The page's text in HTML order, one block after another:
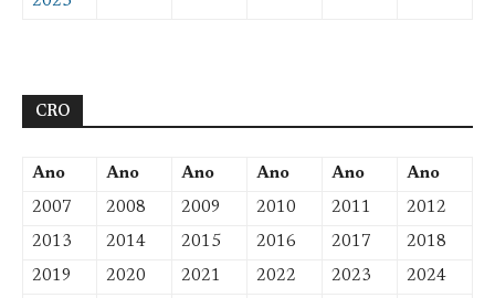
CRO
Ano Ano Ano Ano Ano Ano
2007 2008 2009 2010 2011 2012
2013 2014 2015 2016 2017 2018
2019 2020 2021 2022 2023 2024